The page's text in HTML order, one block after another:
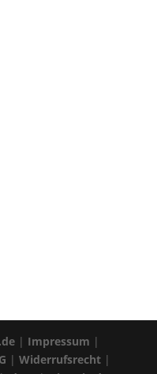
| Impressum |
| Widerrufsrecht|